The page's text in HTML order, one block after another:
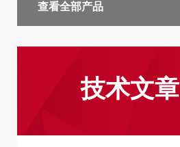
查看全部产品
技术文章